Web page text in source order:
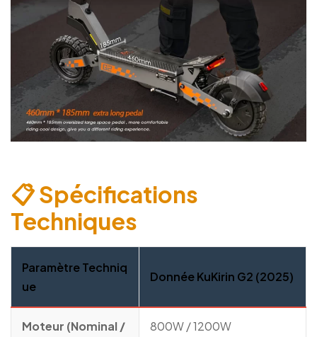
📋 Spécifications
Techniques
Paramètre Techniq
ue
Donnée KuKirin G2 (2025)
Moteur (Nominal /
800W / 1200W